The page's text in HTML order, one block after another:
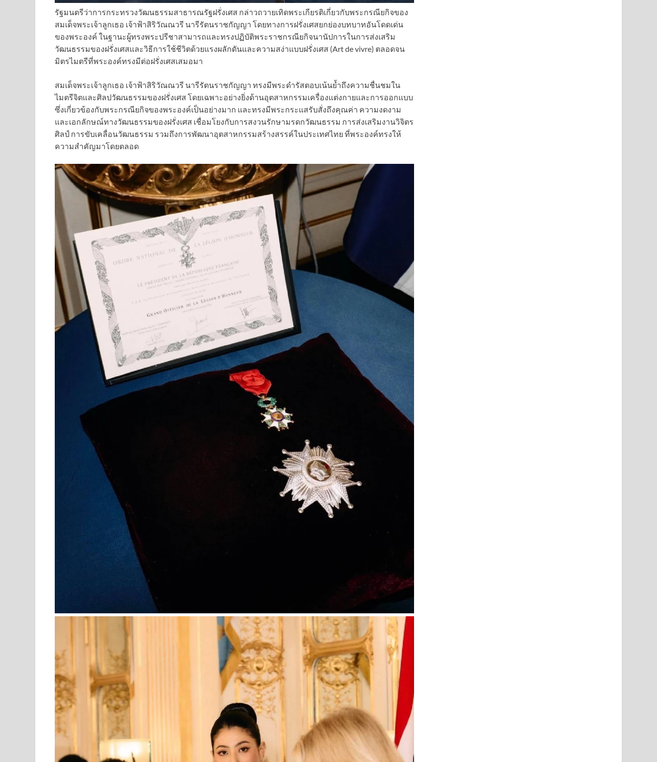
รัฐมนตรีว่าการกระทรวงวัฒนธรรมสาธารณรัฐฝรั่งเศส กล่าวถวายเทิดพระเกียรติเกี่ยวกับพระกรณียกิจของ
สมเด็จพระเจ้าลูกเธอ เจ้าฟ้าสิริวัณณวรี นารีรัตนราชกัญญา โดยทางการฝรั่งเศสยกย่องบทบาทอันโดดเด่น
ของพระองค์ ในฐานะผู้ทรงพระปรีชาสามารถและทรงปฏิบัติพระราชกรณียกิจนานัปการในการส่งเสริม
วัฒนธรรมของฝรั่งเศสและวิธีการใช้ชีวิตด้วยแรงผลักดันและความสง่าแบบฝรั่งเศส (Art de vivre) ตลอดจน
มิตรไมตรีที่พระองค์ทรงมีต่อฝรั่งเศสเสมอมา
สมเด็จพระเจ้าลูกเธอ เจ้าฟ้าสิริวัณณวรี นารีรัตนราชกัญญา ทรงมีพระดำรัสตอบเน้นย้ำถึงความชื่นชมใน
ไมตรีจิตและศิลปวัฒนธรรมของฝรั่งเศส โดยเฉพาะอย่างยิ่งด้านอุตสาหกรรมเครื่องแต่งกายและการออกแบบ
ซึ่งเกี่ยวข้องกับพระกรณียกิจของพระองค์เป็นอย่างมาก และทรงมีพระกระแสรับสั่งถึงคุณค่า ความงดงาม
และเอกลักษณ์ทางวัฒนธรรมของฝรั่งเศส เชื่อมโยงกับการสงวนรักษามรดกวัฒนธรรม การส่งเสริมงานวิจิตร
ศิลป์ การขับเคลื่อนวัฒนธรรม รวมถึงการพัฒนาอุตสาหกรรมสร้างสรรค์ในประเทศไทย ที่พระองค์ทรงให้
ความสำคัญมาโดยตลอด